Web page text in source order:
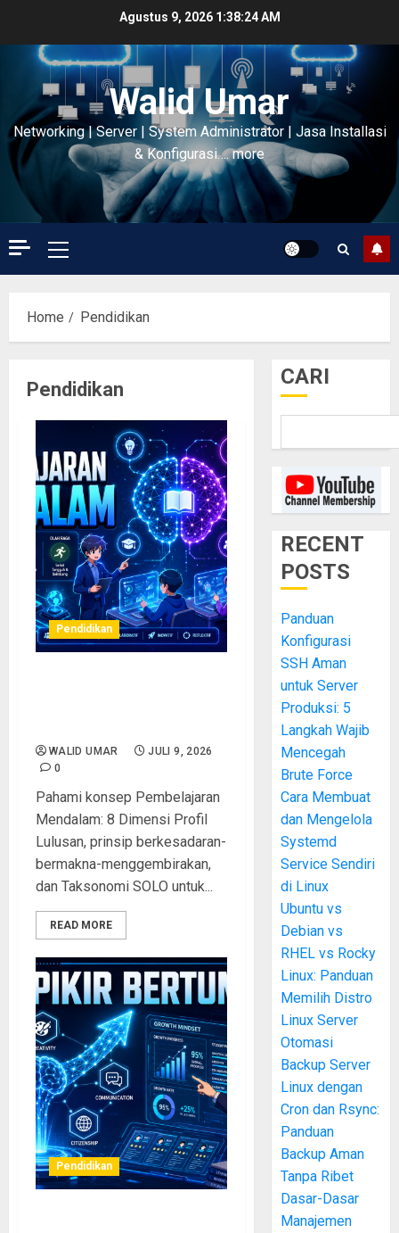
content
Agustus 9, 2026 1:38:26 AM
Walid Umar
Networking | Server | System Administrator | Jasa Installasi
& Konfigurasi…. more
Primary
Menu
Home Pendidikan
Pendidikan
Pendidikan
WALID UMAR
JULI 9, 2026
0
Pahami konsep Pembelajaran
Mendalam: 8 Dimensi Profil
Lulusan, prinsip berkesadaran-
bermakna-menggembirakan,
dan Taksonomi SOLO untuk...
READ MORE
Pendidikan
CARI
RECENT
POSTS
Panduan
Konfigurasi
SSH Aman
untuk Server
Produksi: 5
Langkah Wajib
Mencegah
Brute Force
Cara Membuat
dan Mengelola
Systemd
Service Sendiri
di Linux
Ubuntu vs
Debian vs
RHEL vs Rocky
Linux: Panduan
Memilih Distro
Linux Server
Otomasi
Backup Server
Linux dengan
Cron dan Rsync:
Panduan
Backup Aman
Tanpa Ribet
Dasar-Dasar
Manajemen